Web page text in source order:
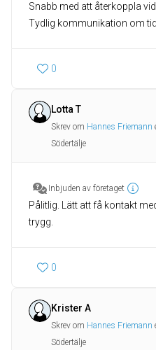
Snabb med att återkoppla
Tydlig kommunikation om
0
Lotta T
Skrev om Hannes Friemann
Södertälje
Inbjuden av företaget
Pålitlig. Lätt att få kontakt
trygg.
0
Krister A
Skrev om Hannes Friemann
Södertälje